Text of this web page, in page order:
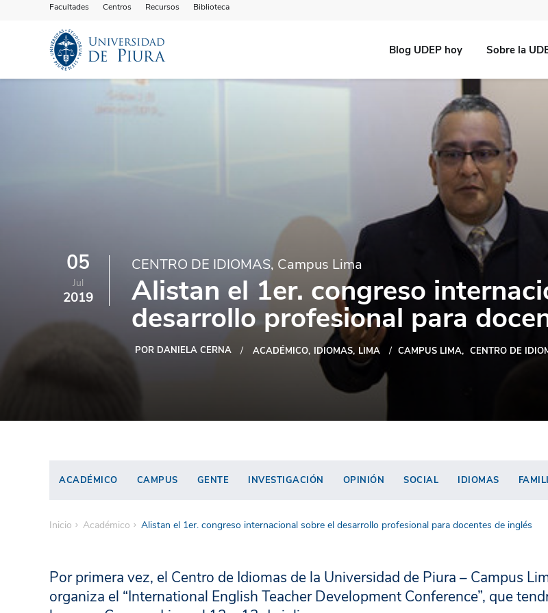
Facultades Centros Recursos Biblioteca
Blog UDEP hoy Sobre la
05
Jul
2019
CENTRO DE IDIOMAS, Campus Lima
Alistan el 1er. congreso
desarrollo profesional para
POR DANIELA CERNA ACADÉMICO IDIOMAS LIMA CAMPUS LIMA CENTRO DE
ACADÉMICO CAMPUS GENTE INVESTIGACIÓN OPINIÓN SOCIAL IDIOMAS
Inicio Académico Alistan el 1er. congreso internacional sobre el desarrollo profesional para docentes de inglés
Por primera vez, el Centro de Idiomas de la Universidad de Piura – Campus
organiza el “International English Teacher Development Conference”, que